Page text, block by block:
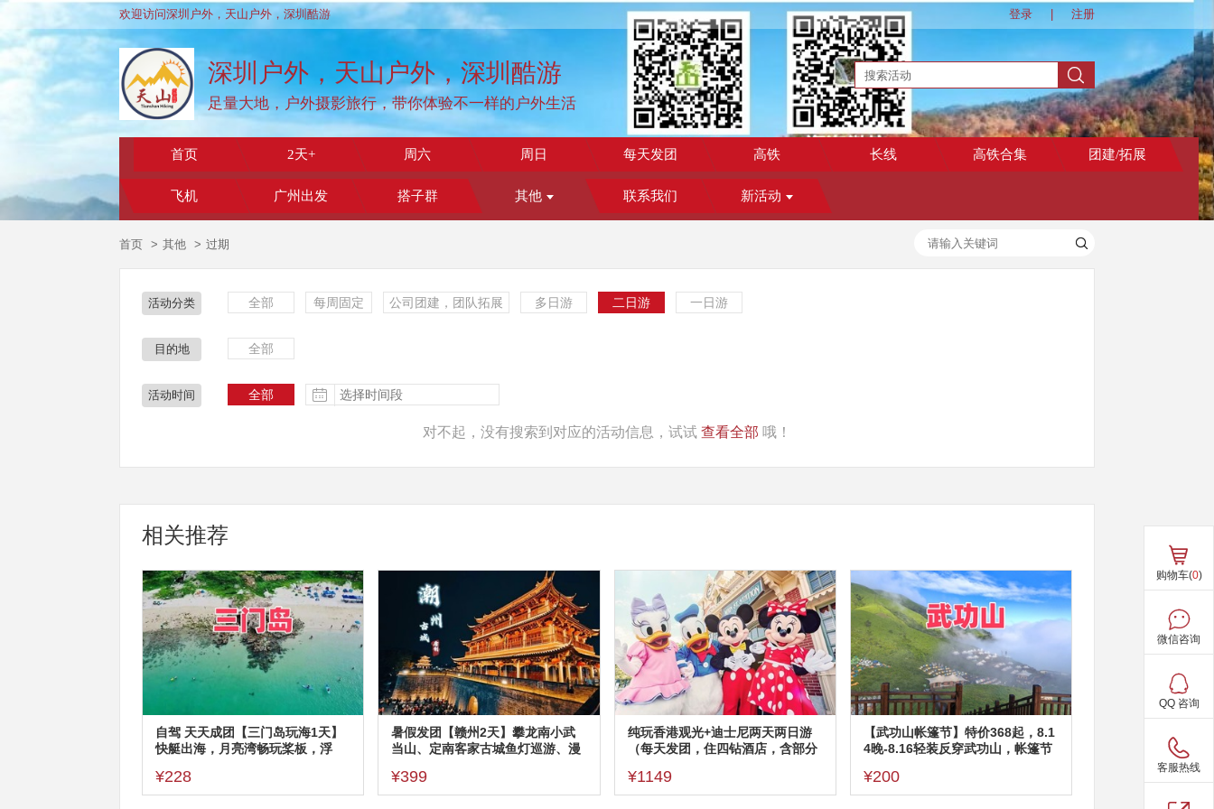
欢迎访问深圳户外，天山户外，深圳酷游 登录 注册
深圳户外，天山户外，深圳酷游
足量大地，户外摄影旅行，带你体验不一样的户外生活
首页 2天+ 周六 周日 每天发团 高铁 长线 高铁合集 团建/拓展
飞机 广州出发 搭子群 其他 联系我们 新活动
首页 其他 过期
活动分类 全部 每周固定 公司团建，团队拓展 多日游 二日游 一日游
目的地 全部
更多
活动时间 全部
对不起，没有搜索到对应的活动信息，试试 查看全部 哦！
相关推荐
自驾 天天成团【三门岛玩海1天】
快艇出海，月亮湾畅玩桨板，浮
¥228
暑假发团【赣州2天】攀龙南小武
当山、定南客家古城鱼灯巡游、漫
¥399
纯玩香港观光+迪士尼两天两日游
（每天发团，住四钻酒店，含部分
¥1149
【武功山帐篷节】特价368起，8.1
4晚-8.16轻装反穿武功山，帐篷节
日出日落云海星空
¥200
购物车(0)
微信咨询
QQ 咨询
客服热线